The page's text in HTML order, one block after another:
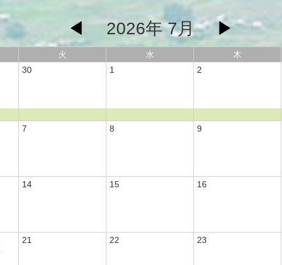
◀ 2026年 7月▶
火 水 木
30 1 2
7 8 9
14 15 16
21 22 23